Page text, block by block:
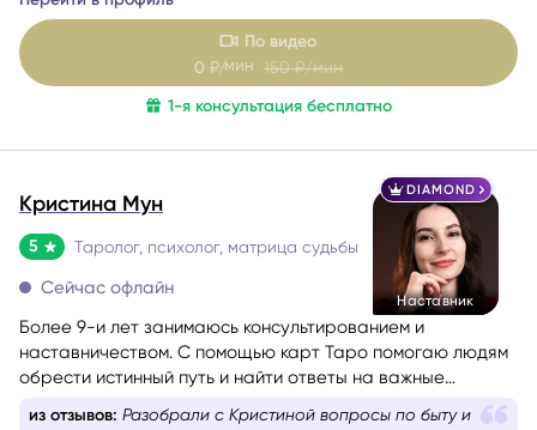
По видео
0 ₽/мин150 ₽/мин
1-я консультация бесплатно
DIAMOND
Наставник
Кристина Мун
5 Таролог, психолог, матрица судьбы
Сейчас офлайн
Более 9-и лет занимаюсь консультированием и
наставничеством. С помощью карт Таро помогаю людям
обрести истинный путь и найти ответы на важные
из отзывов: Разобрали с Кристиной вопросы по быту и